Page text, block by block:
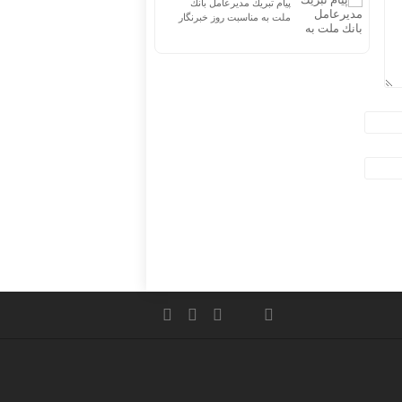
پیام تبریك مدیرعامل بانك
ملت به مناسبت روز خبرنگار